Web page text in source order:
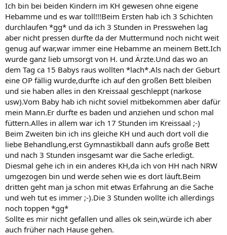
Ich bin bei beiden Kindern im KH gewesen ohne eigene
Hebamme und es war toll!!!Beim Ersten hab ich 3 Schichten
durchlaufen *gg* und da ich 3 Stunden in Presswehen lag
aber nicht pressen durfte da der Muttermund noch nicht weit
genug auf war,war immer eine Hebamme an meinem Bett.Ich
wurde ganz lieb umsorgt von H. und Ärzte.Und das wo an
dem Tag ca 15 Babys raus wollten *lach*.Als nach der Geburt
eine OP fällig wurde,durfte ich auf den großen Bett bleiben
und sie haben alles in den Kreissaal geschleppt (narkose
usw).Vom Baby hab ich nicht soviel mitbekommen aber dafür
mein Mann.Er durfte es baden und anziehen und schon mal
füttern.Alles in allem war ich 17 Stunden im Kreissaal ;-)
Beim Zweiten bin ich ins gleiche KH und auch dort voll die
liebe Behandlung,erst Gymnastikball dann aufs große Bett
und nach 3 Stunden insgesamt war die Sache erledigt.
Diesmal gehe ich in ein anderes KH,da ich von HH nach NRW
umgezogen bin und werde sehen wie es dort läuft.Beim
dritten geht man ja schon mit etwas Erfahrung an die Sache
und weh tut es immer ;-).Die 3 Stunden wollte ich allerdings
noch toppen *gg*
Sollte es mir nicht gefallen und alles ok sein,würde ich aber
auch früher nach Hause gehen.